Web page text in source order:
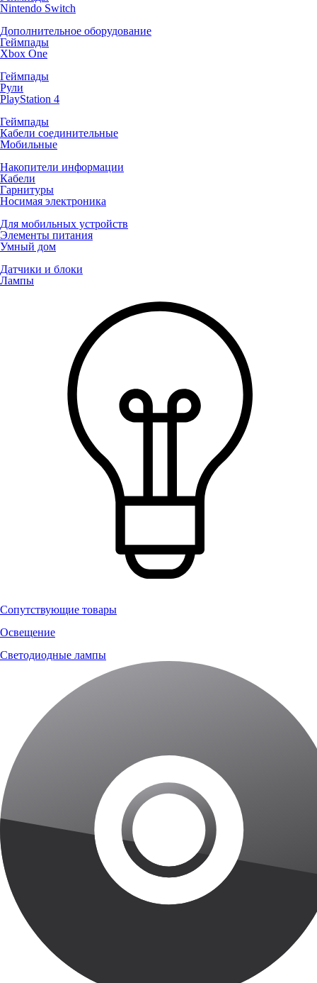
Nintendo Switch
Дополнительное оборудование
Геймпады
Xbox One
Геймпады
Рули
PlayStation 4
Геймпады
Кабели соединительные
Мобильные
Накопители информации
Кабели
Гарнитуры
Носимая электроника
Для мобильных устройств
Элементы питания
Умный дом
Датчики и блоки
Лампы
Сопутствующие товары
Освещение
Светодиодные лампы